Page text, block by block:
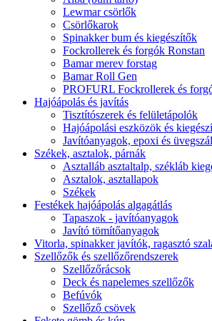
Lewmar csörlők
Csörlőkarok
Spinakker bum és kiegészítők
Fockrollerek és forgók Ronstan
Bamar merev forstag
Bamar Roll Gen
PROFURL Fockrollerek és
Hajóápolás és javítás
Tisztítószerek és felületápolók
Hajóápolási eszközök és
Javítóanyagok, epoxi és üvegszál
Székek, asztalok, párnák
Asztalláb asztaltalp, székláb
Asztalok, asztallapok
Székek
Festékek hajóápolás algagátlás
Tapaszok - javítóanyagok
Javító tömítőanyagok
Vitorla, spinakker javítók, ragasztó
Szellőzők és szellőzőrendszerek
Szellőzőrácsok
Deck és napelemes szellőzők
Befúvók
Szellőző csövek